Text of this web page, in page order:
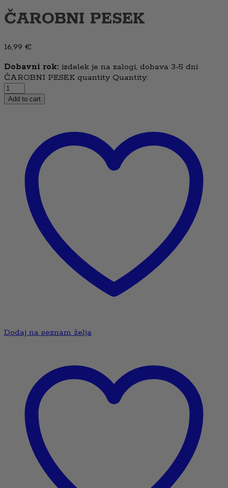
ČAROBNI PESEK
16,99 €
Dobavni rok: izdelek je na zalogi, dobava 3-5 dni
ČAROBNI PESEK quantity Quantity:
Add to cart
Dodaj na seznam želja